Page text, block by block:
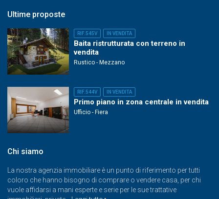
Ultime proposte
RIF.545V IN VENDITA
Baita ristrutturata con terreno in
vendita
Rustico - Mezzano
RIF.544V IN VENDITA
Primo piano in zona centrale in vendita
Ufficio - Fiera
Chi siamo
La nostra agenzia immobiliare è un punto di riferimento per tutti
coloro che hanno bisogno di comprare o vendere casa, per chi
vuole affidarsi a mani esperte e serie per le sue trattative